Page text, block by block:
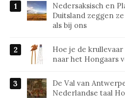
Nedersaksisch en
Duitsland zeggen ze
als bij ons
Hoe je de
naar het Hongaars
De Val van
Nederlandse taal